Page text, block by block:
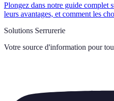
Plongez dans notre guide complet
leurs avantages, et comment les
Solutions Serrurerie
Votre source d'information pour